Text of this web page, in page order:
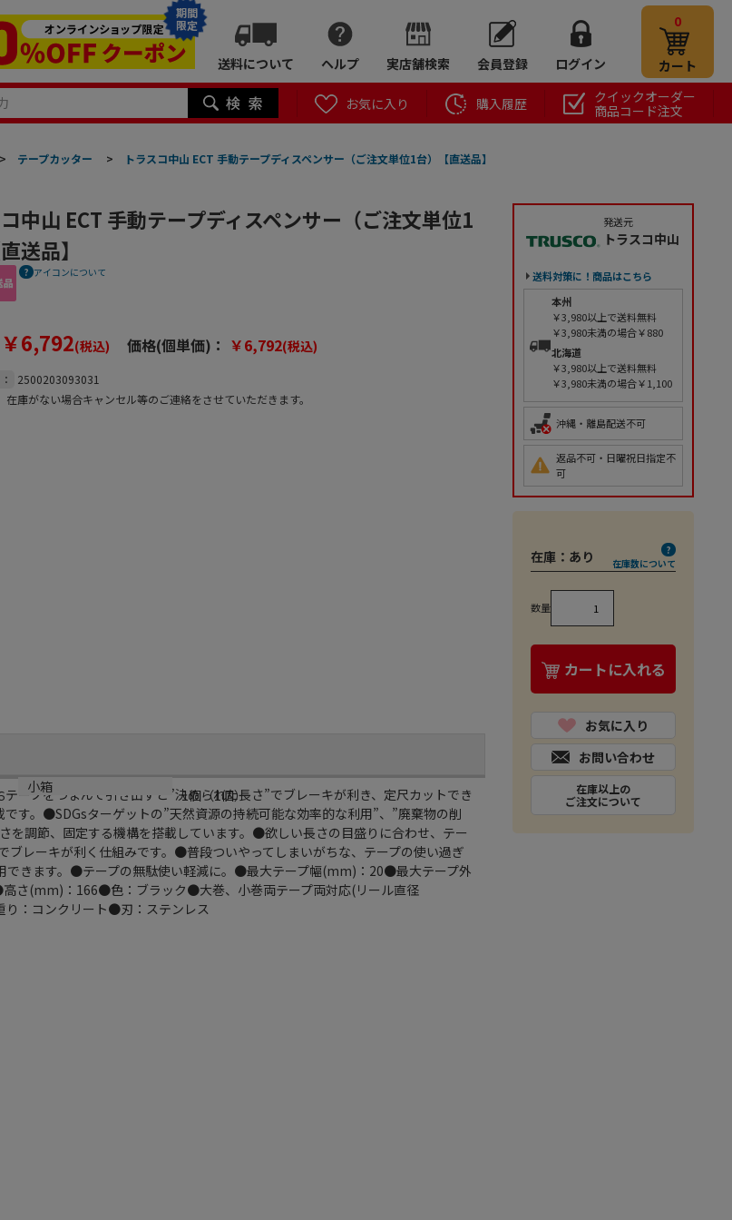
期間
限定
送料について ヘルプ 実店舗検索 会員登録 ログイン
0
カート
お気に入り 購入履歴
クイックオーダー
商品コード注文
> テープカッター > トラスコ中山 ECT 手動テープディスペンサー（ご注文単位1台）【直送品】
中山 ECT 手動テープディスペンサー（ご注文単位1
送品】
アイコンについて
￥6,792(税込) 価格(個単価)： ￥6,792(税込)
2500203093031
庫がない場合キャンセル等のご連絡をさせていただきます。
ープをつまんで引き出すと”決められた長さ”でブレーキが利き、定尺カットでき
す。●SDGsターゲットの”天然資源の持続可能な効率的な利用”、”廃棄物の削
を調節、固定する機構を搭載しています。●欲しい長さの目盛りに合わせ、テー
ブレーキが利く仕組みです。●普段ついやってしまいがちな、テープの使い過ぎ
できます。●テープの無駄使い軽減に。●最大テープ幅(mm)：20●最大テープ外
(mm)：166●色：ブラック●大巻、小巻両テープ両対応(リール直径
：コンクリート●刃：ステンレス
小箱
1個（1個）
発送元
トラスコ中山
送料対策に！商品はこちら
本州
￥3,980以上で送料無料
￥3,980未満の場合￥880
北海道
￥3,980以上で送料無料
￥3,980未満の場合￥1,100
沖縄・離島配送不可
返品不可・日曜祝日指定不
可
在庫： あり 在庫数について
数量
カートに入れる
お気に入り
お問い合わせ
在庫以上の
ご注文について